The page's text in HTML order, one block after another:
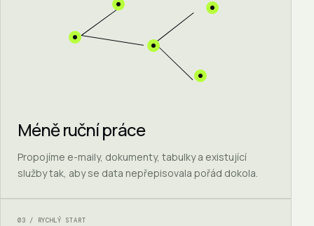
Méně ruční práce
Propojíme e-maily, dokumenty, tabulky a existující
služby tak, aby se data nepřepisovala pořád dokola.
03 / RYCHLÝ START